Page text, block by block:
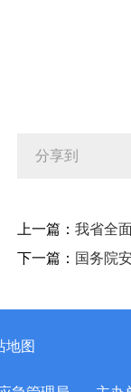
分享到
上一篇： 我省全
下一篇： 国务院
地图